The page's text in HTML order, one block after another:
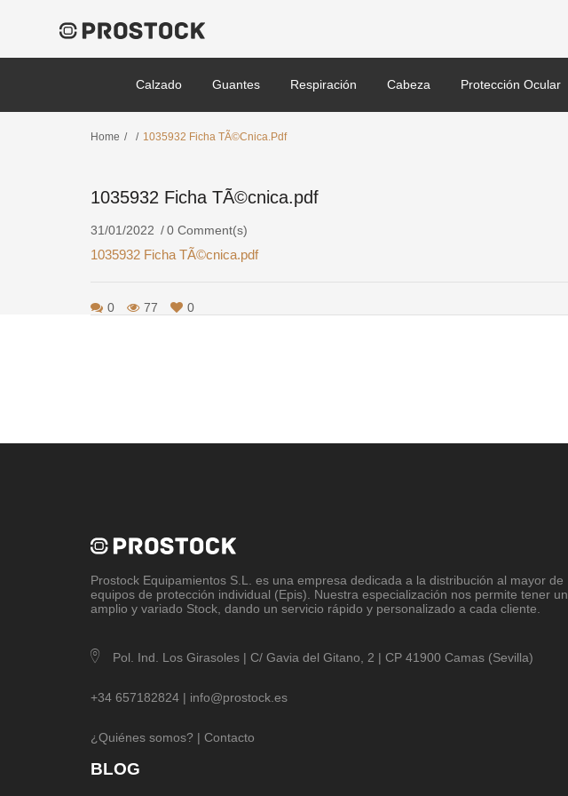
Calzado Guantes Respiración Cabeza Protección Ocular
Home / / 1035932 Ficha TÃ©cnica.pdf
1035932 Ficha TÃ©cnica.pdf
31/01/2022 0 Comment(s)
1035932 Ficha TÃ©cnica.pdf
0 77 0
Prostock Equipamientos S.L
. es una empresa dedicada a la distribución al mayor de
equipos de protección individual (Epis). Nuestra especialización nos permite tener un
amplio y variado Stock, dando un servicio rápido y personalizado a cada cliente.
Pol. Ind. Los Girasoles | C/ Gavia del Gitano, 2 | CP 41900 Camas (Sevilla)
+34 657182824 | info@prostock.es
¿Quiénes somos? | Contacto
BLOG